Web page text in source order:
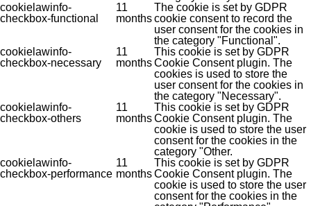
cookielawinfo-
checkbox-functional
11
months
The cookie is set by GDPR
cookie consent to record the
user consent for the cookies in
the category "Functional".
cookielawinfo-
checkbox-necessary
11
months
This cookie is set by GDPR
Cookie Consent plugin. The
cookies is used to store the
user consent for the cookies in
the category "Necessary".
cookielawinfo-
checkbox-others
11
months
This cookie is set by GDPR
Cookie Consent plugin. The
cookie is used to store the user
consent for the cookies in the
category "Other.
cookielawinfo-
checkbox-performance
11
months
This cookie is set by GDPR
Cookie Consent plugin. The
cookie is used to store the user
consent for the cookies in the